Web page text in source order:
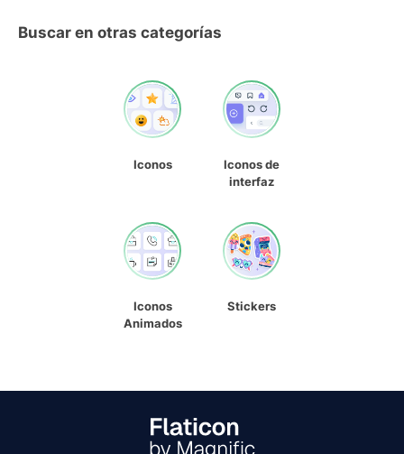
Buscar en otras categorías
Iconos
Iconos de
interfaz
Iconos
Animados
Stickers